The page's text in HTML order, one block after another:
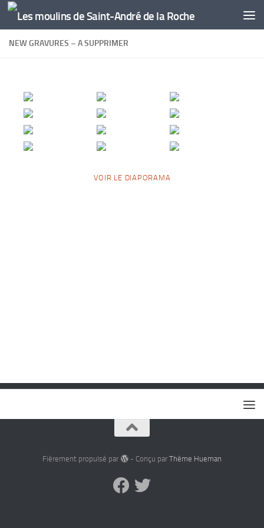
Skip to content
NEW GRAVURES – A SUPPRIMER
VOIR LE DIAPORAMA
Fièrement propulsé par - Conçu par Thème Hueman